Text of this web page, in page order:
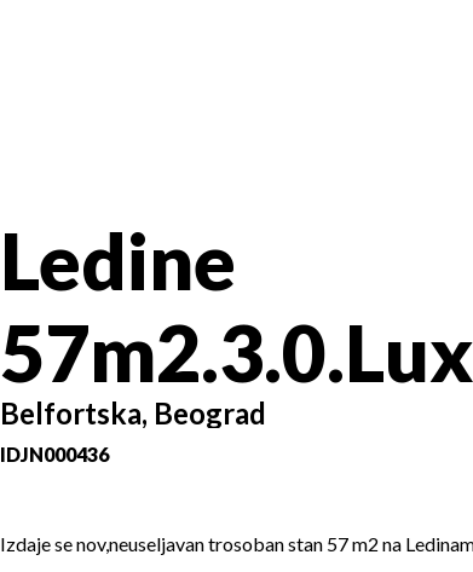
Ledine
Belfortska, Beograd
IDJN000436
Izdaje se nov,neuseljavan trosoban stan 57 m2 na